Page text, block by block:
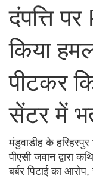
दंपत्ति
किया
पीटकर
सेंटर में
मंडुवाडीह के
पीएसी जवान द्वारा
बर्बर पिटाई का